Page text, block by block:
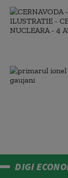
DIGI